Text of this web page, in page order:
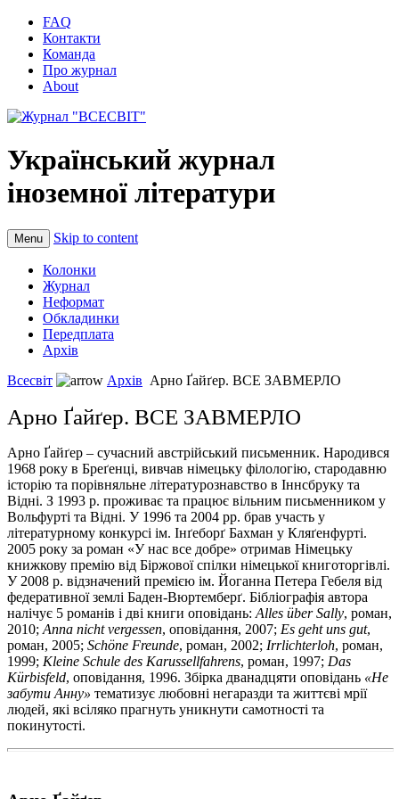
FAQ
Контакти
Команда
Про журнал
About
Український журнал
іноземної літератури
Menu Skip to content
Колонки
Журнал
Неформат
Обкладинки
Передплата
Архів
Всесвіт
Архів Арно Ґайґер. ВСЕ ЗАВМЕРЛО
Арно Ґайґер. ВСЕ ЗАВМЕРЛО
Арно Ґайґер – сучасний австрійський письменник. Народився
1968 року в Бреґенці, вивчав німецьку філологію, стародавню
історію та порівняльне літературознавство в Іннсбруку та
Відні. З 1993 р. проживає та працює вільним письменником у
Вольфурті та Відні. У 1996 та 2004 рр. брав участь у
літературному конкурсі ім. Інґеборґ Бахман у Кляґенфурті.
2005 року за роман «У нас все добре» отримав Німецьку
книжкову премію від Біржової спілки німецької книготоргівлі.
У 2008 р. відзначений премією ім. Йоганна Петера Гебеля від
федеративної землі Баден-Вюртемберґ. Бібліографія автора
налічує 5 романів і дві книги оповідань: Alles über Sally, роман,
2010; Anna nicht vergessen, оповідання, 2007; Es geht uns gut,
роман, 2005; Schöne Freunde, роман, 2002; Irrlichterloh, роман,
1999; Kleine Schule des Karussellfahrens, роман, 1997; Das
Kürbisfeld, оповідання, 1996. Збірка дванадцяти оповідань «Не
забути Анну» тематизує любовні негаразди та життєві мрії
людей, які всіляко прагнуть уникнути самотності та
покинутості.